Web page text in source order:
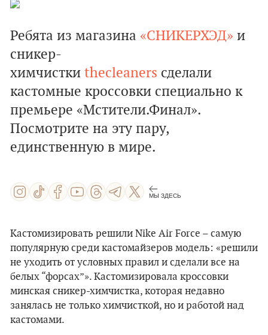
Ребята из магазина «СНИКЕРХЭД» и
сникер-
химчистки thecleaners сделали
кастомные кроссовки специально к
премьере «Мстители.Финал».
Посмотрите на эту пару,
единственную в мире.
МЫ ЗДЕСЬ
Кастомизировать решили Nike Air Force – самую
популярную среди кастомайзеров модель: «решили
не уходить от условных правил и сделали все на
белых “форсах”». Кастомизировала кроссовки
минская сникер-химчистка, которая недавно
занялась не только химчисткой, но и работой над
кастомами.